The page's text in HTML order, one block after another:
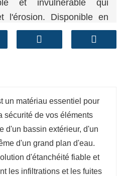
et invulnérable qui
l'érosion. Disponible en
et dimensions, elle offre
et fiable, même dans
adaptées aux
épaisseurs, de 0,2 mm
et finitions de sol à
végétaux.
double tissage pour un
un matériau essentiel pour
sécurité de vos éléments
d'un bassin extérieur, d'un
d'un grand plan d'eau.
d'étanchéité fiable et
les infiltrations et les fuites